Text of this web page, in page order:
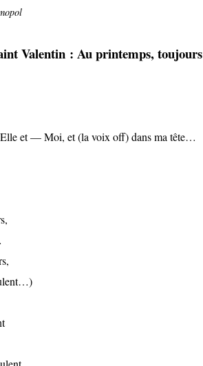
Valentin : Au printemps, toujours
et — Moi, et (la voix off) dans ma tête…